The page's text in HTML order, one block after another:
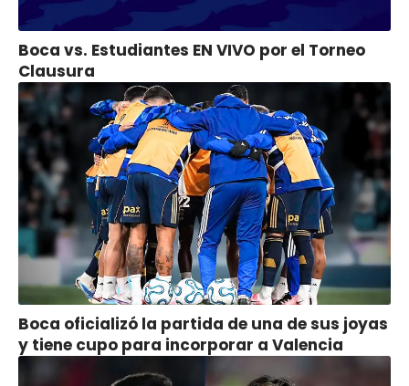
Boca vs. Estudiantes EN VIVO por el Torneo
Clausura
Boca oficializó la partida de una de sus joyas
y tiene cupo para incorporar a Valencia